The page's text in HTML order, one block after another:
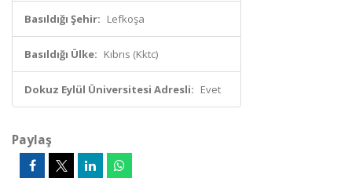
Basıldığı Şehir: Lefkoşa
Basıldığı Ülke: Kıbrıs (Kktc)
Dokuz Eylül Üniversitesi Adresli: Evet
Paylaş